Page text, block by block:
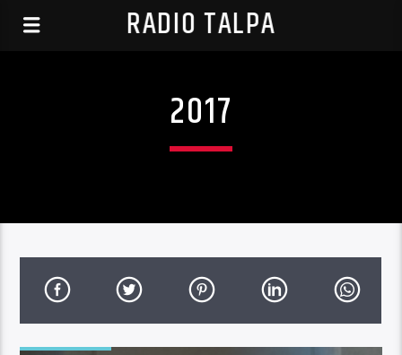
RADIO TALPA
2017